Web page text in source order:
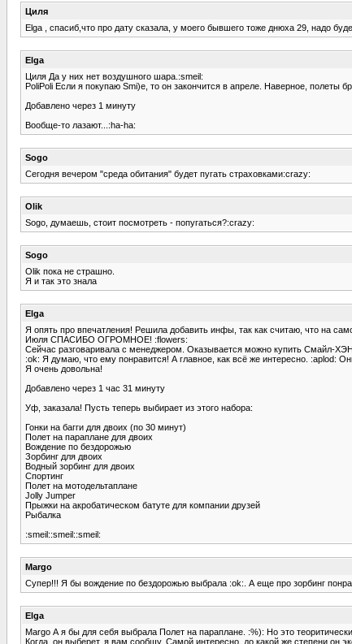
Циля
Elga , спасиб,что про дату сказала, у моего бывшего тоже днюха 29, надо
Elga
Циля Да у них нет воздушного шара.:smeil:
PoliPoli Если я покупаю Smi)e, то он закончится в апреле. Наверное, полеты
Добавлено через 1 минуту
Вообще-то лазают...:ha-ha:
Sogo
Сегодня вечером "среда обитания" будет пугать страховками:crazy:
Olik
Sogo, думаешь, стоит посмотреть - попугаться?:crazy:
Sogo
Olik пока не страшно.
Я и так это знала
Elga
Я опять про впечатления! Решила добавить инфы, так как считаю, что на
Июля СПАСИБО ОГРОМНОЕ! :flowers:
Сейчас разговаривала с менеджером. Оказывается можно купить Смайл-
:ok: Я думаю, что ему понравится! А главное, как всё же интересно. :aplod:
Я очень довольна!
Добавлено через 1 час 31 минуту
Уф, заказала! Пусть теперь выбирает из этого набора:
Гонки на багги для двоих (по 30 минут)
Полет на параплане для двоих
Вождение по бездорожью
Зорбинг для двоих
Водный зорбинг для двоих
Спортинг
Полет на мотодельтаплане
Jolly Jumper
Прыжки на акробатическом батуте для компании друзей
Рыбалка
:smeil::smeil::smeil:
Margo
Супер!!! Я бы вождение по бездорожью выбрала :ok:. А еще про зорбинг
Elga
Margo А я бы для себя выбрала Полет на параплане. :%): Но это
Когда, он выберет, я вам сообщу. Самой интересно, до какой же степени он